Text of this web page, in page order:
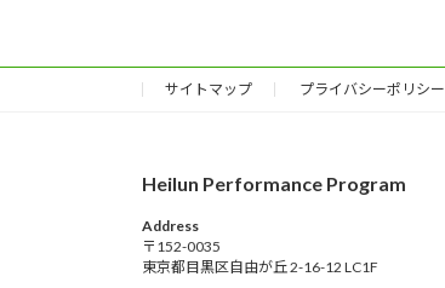
サイトマップ プライバシーポリシー
Heilun Performance Program
Address
〒152-0035
東京都目黒区自由が丘 2-16-12 LC1F